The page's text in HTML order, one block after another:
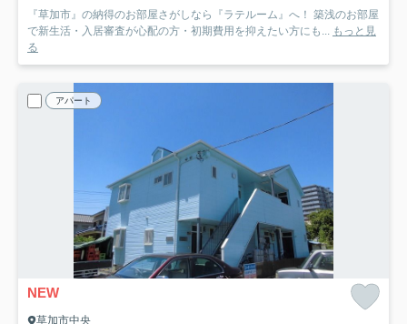
『草加市』の納得のお部屋さがしなら『ラテルーム』へ！ 築浅のお部屋
で新生活・入居審査が心配の方・初期費用を抑えたい方にも... もっと見
る
アパート
NEW
草加市中央